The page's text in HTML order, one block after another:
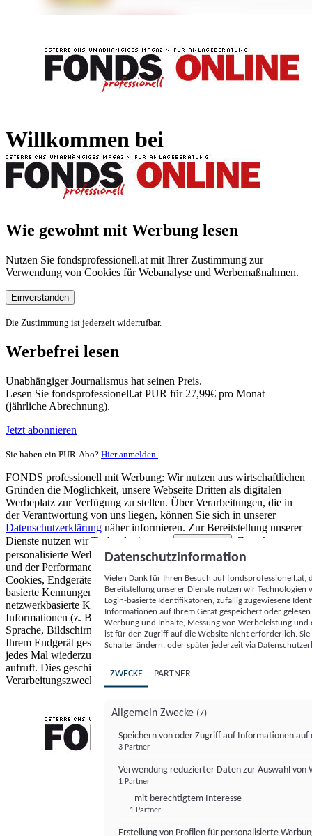
Willkommen bei
Wie gewohnt mit Werbung lesen
Nutzen Sie fondsprofessionell.at mit Ihrer Zustimmung zur
Verwendung von Cookies für Webanalyse und Werbemaßnahmen.
Einverstanden
Die Zustimmung ist jederzeit widerrufbar.
Werbefrei lesen
Unabhängiger Journalismus hat seinen Preis.
Lesen Sie fondsprofessionell.at PUR für 27,99€ pro Monat
(jährliche Abrechnung).
Jetzt abonnieren
Sie haben ein PUR-Abo? Hier anmelden.
FONDS professionell mit Werbung: Wir nutzen aus wirtschaftlichen
Gründen die Möglichkeit, unsere Webseite Dritten als digitalen
Werbeplatz zur Verfügung zu stellen. Über Verarbeitungen, die in
der Verantwortung von uns liegen, können Sie sich in unserer
Datenschutzerklärung näher informieren. Zur Bereitstellung unserer
Dienste nutzen wir Technologien von
Partnern (5)
. Zwecke:
personalisierte Werbung und Inhalte, Messung von Werbeleistung
und der Performance von Inhalten sowie Zielgruppenforschung.
Cookies, Endgeräte- oder ähnliche Online-Kennungen (z. B. login-
basierte Kennungen, zufällig generierte Kennungen,
netzwerkbasierte Kennungen) können zusammen mit anderen
Informationen (z. B. Browsertyp und Browserinformationen,
Sprache, Bildschirmgröße, unterstützte Technologien usw.) auf
Ihrem Endgerät gespeichert oder von dort ausgelesen werden, um es
jedes Mal wiederzuerkennen, wenn es eine App oder einer Webseite
aufruft. Dies geschieht für einen oder mehrere der hier aufgeführten
Verarbeitungszwecke.
Datenschutzinformation
Vielen Dank für Ihren Besuch auf
Bereitstellung unserer Dienste nutzen wir Technologien
Login-basierte Identifikatoren, zufällig zugewiesene
Informationen auf Ihrem Gerät gespeichert oder
Werbung und Inhalte, Messung von Werbeleistung
ist für den Zugriff auf die Website nicht erforderlich.
Schalter ändern, oder später jederzeit via
ZWECKE PARTNER
Allgemein Zwecke (7)
Speichern von oder Zugriff auf Informationen auf
3 Partner
Verwendung reduzierter Daten zur Auswahl von
1 Partner
- mit berechtigtem Interesse
1 Partner
Erstellung von Profilen für personalisierte
FONDS professionell